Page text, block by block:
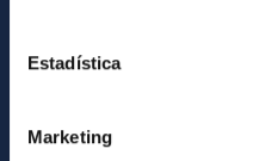
Estadística
Marketing
INFORMACIÓN INSTITUCIONAL